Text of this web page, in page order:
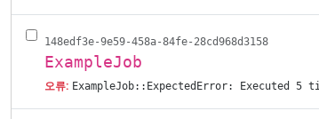
148edf3e-9e59-458a-84fe-28cd968d3158
ExampleJob
오류: ExampleJob::ExpectedError: Executed 5